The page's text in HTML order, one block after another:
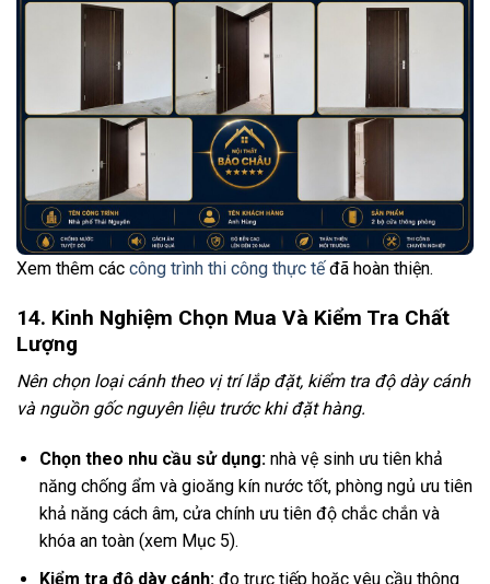
Xem thêm các công trình thi công thực tếđã hoàn thiện.
14. Kinh Nghiệm Chọn Mua Và Kiểm Tra Chất
Lượng
Nên chọn loại cánh theo vị trí lắp đặt, kiểm tra độ dày cánh
và nguồn gốc nguyên liệu trước khi đặt hàng.
Chọn theo nhu cầu sử dụng:nhà vệ sinh ưu tiên khả
năng chống ẩm và gioăng kín nước tốt, phòng ngủ ưu tiên
khả năng cách âm, cửa chính ưu tiên độ chắc chắn và
khóa an toàn (xem Mục 5).
Kiểm tra độ dày cánh:đo trực tiếp hoặc yêu cầu thông